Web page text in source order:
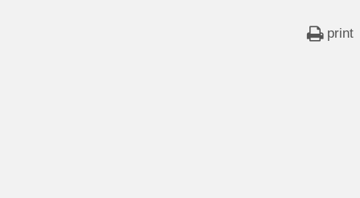
print